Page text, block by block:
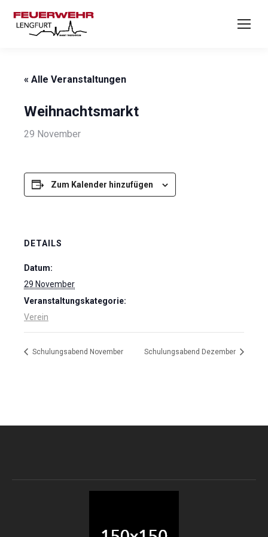
« Alle Veranstaltungen
Weihnachtsmarkt
29 November
Zum Kalender hinzufügen
DETAILS
Datum:
29 November
Veranstaltungskategorie:
Verein
Schulungsabend November Schulungsabend Dezember